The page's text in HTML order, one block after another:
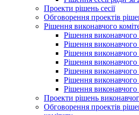
Проекти рішень сесії
Обговорення проектів
Рішення виконавчого
Рішення виконавчого
Рішення виконавчого
Рішення виконавчого
Рішення виконавчого
Рішення виконавчого
Рішення виконавчого
Рішення виконавчого
Проекти рішень
Обговорення проектів